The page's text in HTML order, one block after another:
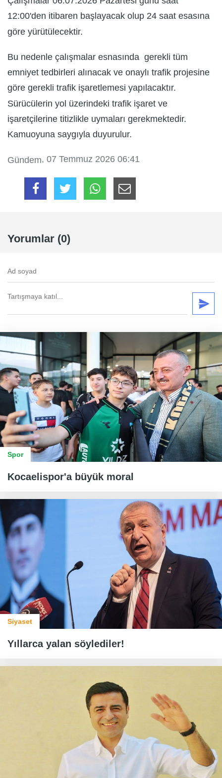
12:00'den itibaren başlayacak olup 24 saat esasına
göre yürütülecektir.
Bu nedenle çalışmalar esnasında gerekli tüm
emniyet tedbirleri alınacak ve onaylı trafik projesine
göre gerekli trafik işaretlemesi yapılacaktır.
Sürücülerin yol üzerindeki trafik işaret ve
işaretçilerine titizlikle uymaları gerekmektedir.
Kamuoyuna saygıyla duyurulur.
Gündem, 07 Temmuz 2026 06:41
Yorumlar (0)
Spor
Kocaelispor'a büyük moral
Siyaset
Yıllarca yalan söylediler!